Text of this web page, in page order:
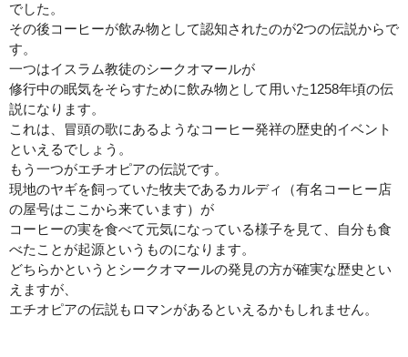
でした。
その後コーヒーが飲み物として認知されたのが2つの伝説からで
す。
一つはイスラム教徒のシークオマールが
修行中の眠気をそらすために飲み物として用いた1258年頃の伝
説になります。
これは、冒頭の歌にあるようなコーヒー発祥の歴史的イベント
といえるでしょう。
もう一つがエチオピアの伝説です。
現地のヤギを飼っていた牧夫であるカルディ（有名コーヒー店
の屋号はここから来ています）が
コーヒーの実を食べて元気になっている様子を見て、自分も食
べたことが起源というものになります。
どちらかというとシークオマールの発見の方が確実な歴史とい
えますが、
エチオピアの伝説もロマンがあるといえるかもしれません。